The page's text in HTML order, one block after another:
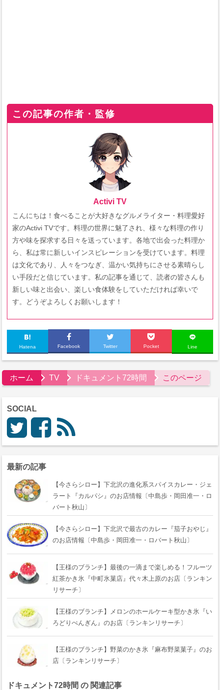
この記事の作者・監修
Activi TV
こんにちは！食べることが大好きなグルメライター・料理愛好
家のActivi TVです。料理の世界に魅了され、様々な料理の作り
方や味を探求する日々を送っています。各地で出会った料理か
ら、私は常に新しいインスピレーションを受けています。料理
は文化であり、人々をつなぎ、温かい気持ちにさせる素晴らし
い手段だと信じています。私の記事を通じて、読者の皆さんも
新しい味と出会い、楽しい食体験をしていただければ幸いで
す。どうぞよろしくお願いします！
Hatena Facebook Twitter Pocket Line
ホーム TV ドキュメント72時間 このページ
SOCIAL
最新の記事
【今さらシロー】下北沢の進化系スパイスカレー・ジェ
ラート『カルパシ』のお店情報〔中島歩・岡田准一・ロ
バート秋山〕
【今さらシロー】下北沢で最古のカレー『茄子おやじ』
のお店情報〔中島歩・岡田准一・ロバート秋山〕
【王様のブランチ】最後の一滴まで楽しめる！フルーツ
紅茶かき氷『中町氷菓店』代々木上原のお店〔ランキン
リサーチ〕
【王様のブランチ】メロンのホールケーキ型かき氷『い
ろどりぺんぎん』のお店〔ランキンリサーチ〕
【王様のブランチ】野菜のかき氷『麻布野菜菓子』のお
店〔ランキンリサーチ〕
ドキュメント72時間 の 関連記事